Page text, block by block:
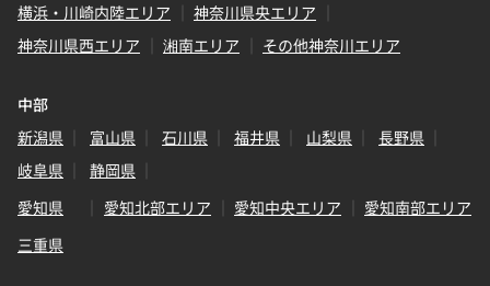
横浜・川崎内陸エリア
神奈川県央エリア
神奈川県西エリア
湘南エリア その他神奈川エリア
中部
新潟県
富山県 石川県 福井県 山梨県
長野県
岐阜県
静岡県
愛知県
愛知北部エリア 愛知中央エリア
愛知南部エリア
三重県